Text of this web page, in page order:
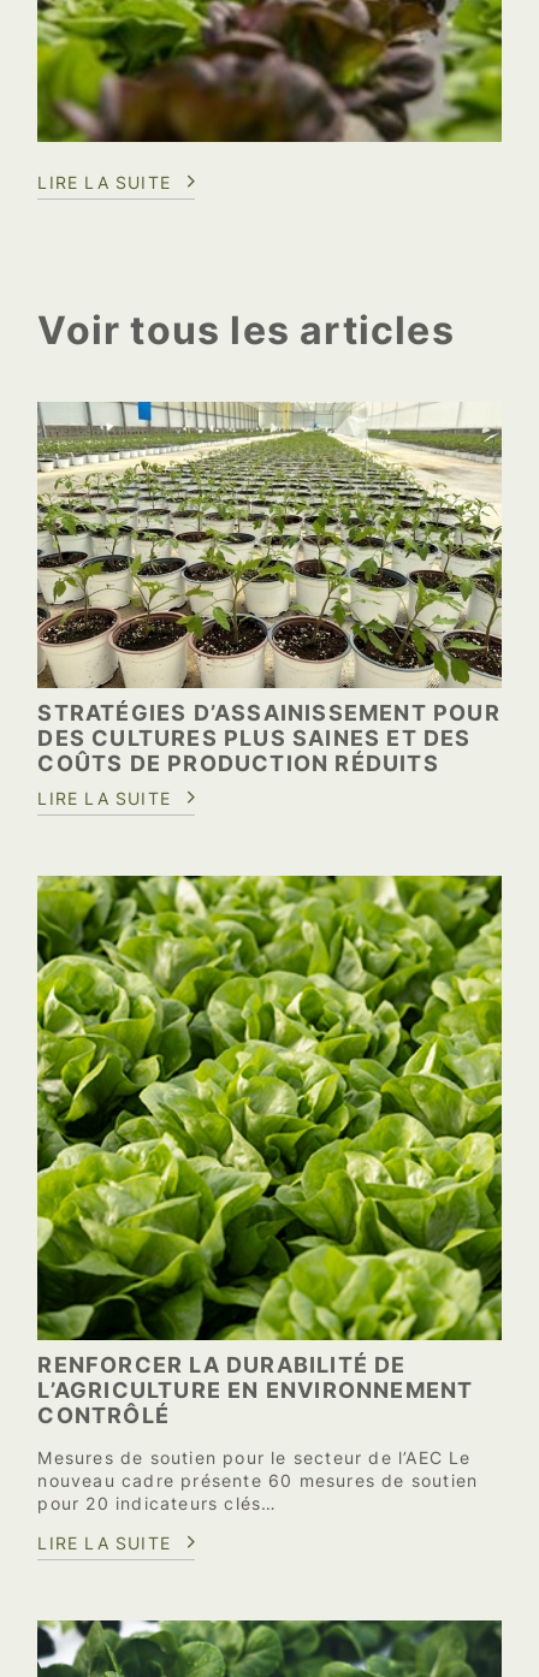
LIRE LA SUITE
Voir tous les articles
STRATÉGIES D’ASSAINISSEMENT POUR
DES CULTURES PLUS SAINES ET DES
COÛTS DE PRODUCTION RÉDUITS
LIRE LA SUITE
RENFORCER LA DURABILITÉ DE
L’AGRICULTURE EN ENVIRONNEMENT
CONTRÔLÉ
Mesures de soutien pour le secteur de l’AEC Le
nouveau cadre présente 60 mesures de soutien
pour 20 indicateurs clés…
LIRE LA SUITE